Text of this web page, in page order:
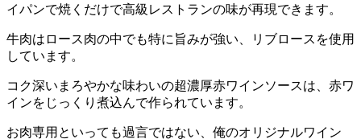
イパンで焼くだけで高級レストランの味が再現できます。
牛肉はロース肉の中でも特に旨みが強い、リブロースを使用
しています。
コク深いまろやかな味わいの超濃厚赤ワインソースは、赤ワ
インをじっくり煮込んで作られています。
お肉専用といっても過言ではない、俺のオリジナルワイン